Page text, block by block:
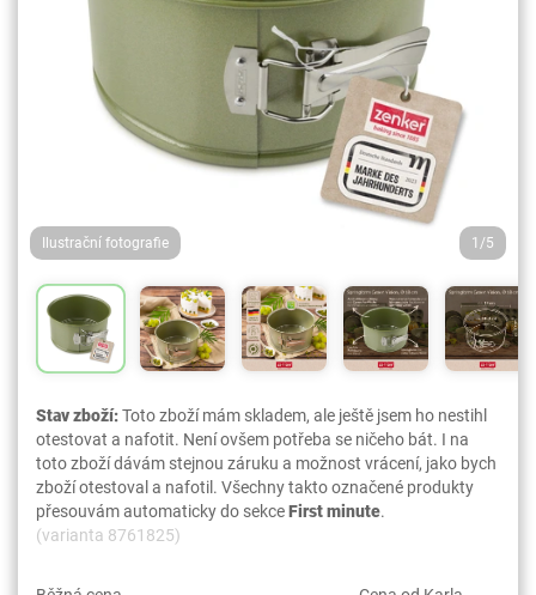
Ilustrační fotografie 1/5
Stav zboží:Toto zboží mám skladem, ale ještě jsem ho nestihl
otestovat a nafotit. Není ovšem potřeba se ničeho bát. I na
toto zboží dávám stejnou záruku a možnost vrácení, jako bych
zboží otestoval a nafotil. Všechny takto označené produkty
přesouvám automaticky do sekceFirst minute.
(varianta 8761825)